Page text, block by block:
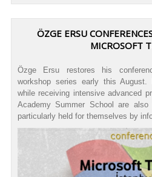
ÖZGE ERSU
MICROSOFT
Özge Ersu restores his
workshop series early this August.
while receiving intensive advanced
Academy Summer School are also
particularly held for themselves by